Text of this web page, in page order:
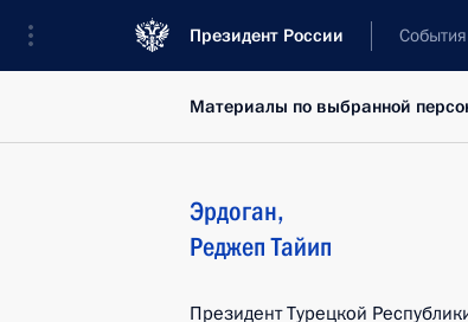
Президент России События
Материалы по выбранной
Эрдоган,
Реджеп Тайип
Президент Турецкой